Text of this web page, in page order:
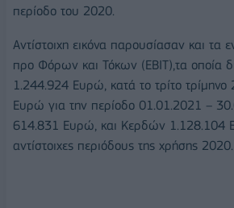
περίοδο του 2020.
Αντίστοιχη εικόνα παρουσίασαν και τα
προ Φόρων και Τόκων (EBIT),τα οποία
1.244.924 Ευρώ, κατά το τρίτο
Ευρώ για την περίοδο 01.01.2021 –
614.831 Ευρώ, και Κερδών 1.128.104
αντίστοιχες περιόδους της χρήσης 2020.